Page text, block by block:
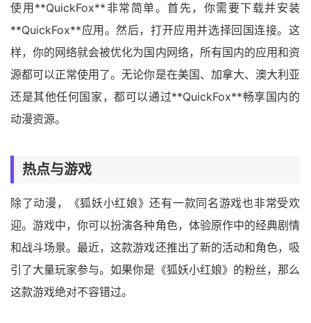
使用**QuickFox**非常简单。首先，你需要下载并安装
**QuickFox**应用。然后，打开应用并选择回国连接。这
样，你的网络就会被优化为国内网络，所有国内的应用和资
源都可以正常使用了。无论你是在美国、加拿大、澳大利亚
还是其他任何国家，都可以通过**QuickFox**畅享国内的
动漫资源。
热点与游戏
除了动漫，《狐妖小红娘》还有一款同名游戏也非常受欢
迎。游戏中，你可以扮演各种角色，体验原作中的经典剧情
和战斗场景。最近，这款游戏还推出了新的活动和角色，吸
引了大量玩家参与。如果你是《狐妖小红娘》的粉丝，那么
这款游戏绝对不容错过。